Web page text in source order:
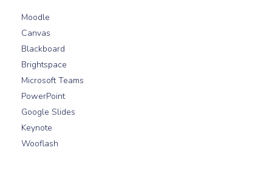
Moodle
Canvas
Blackboard
Brightspace
Microsoft Teams
PowerPoint
Google Slides
Keynote
Wooflash